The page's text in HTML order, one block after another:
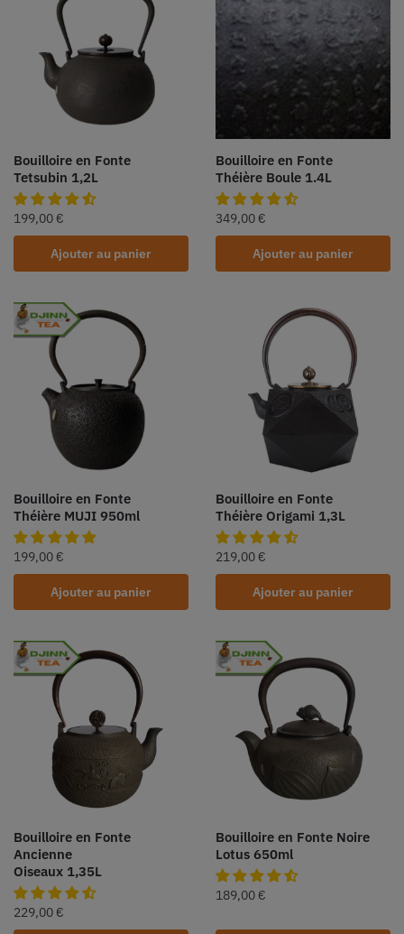
Bouilloire en Fonte
Tetsubin 1,2L
199,00 €
Ajouter au panier
Bouilloire en Fonte
Théière Boule 1.4L
349,00 €
Ajouter au panier
Bouilloire en Fonte
Théière MUJI 950ml
199,00 €
Ajouter au panier
Bouilloire en Fonte
Théière Origami 1,3L
219,00 €
Ajouter au panier
Bouilloire en Fonte
Ancienne
Oiseaux 1,35L
229,00 €
Bouilloire en Fonte Noire
Lotus 650ml
189,00 €